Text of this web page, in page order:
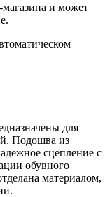
магазина и может
для
Подошва из
сцепление с
обувного
материалом,